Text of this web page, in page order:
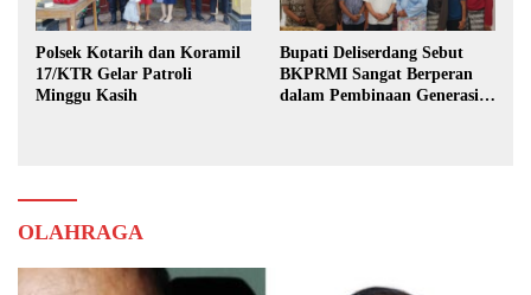
Polsek Kotarih dan Koramil
17/KTR Gelar Patroli
Minggu Kasih
Bupati Deliserdang Sebut
BKPRMI Sangat Berperan
dalam Pembinaan Generasi
OLAHRAGA